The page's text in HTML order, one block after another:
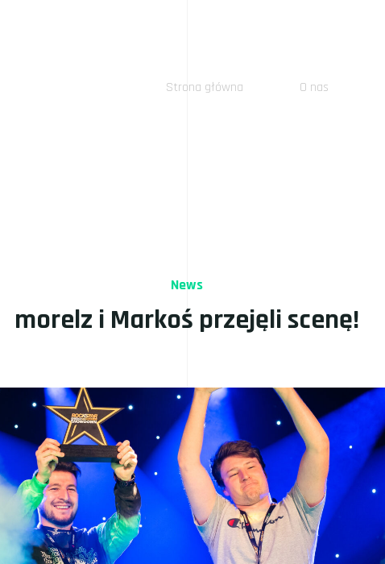
Strona główna O nas
News
morelz i Markoś przejęli scenę!